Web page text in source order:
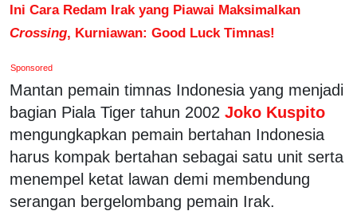
Ini Cara Redam Irak yang Piawai Maksimalkan
Crossing, Kurniawan: Good Luck Timnas!
Sponsored
Mantan pemain timnas Indonesia yang menjadi
bagian Piala Tiger tahun 2002 Joko Kuspito
mengungkapkan pemain bertahan Indonesia
harus kompak bertahan sebagai satu unit serta
menempel ketat lawan demi membendung
serangan bergelombang pemain Irak.